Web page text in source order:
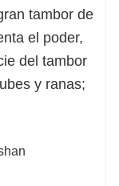
tambor de
el poder,
del tambor
y ranas;